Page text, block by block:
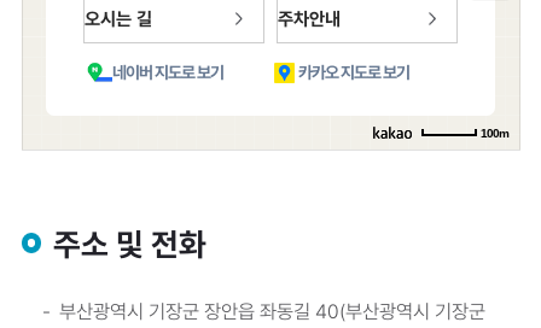
100m
오시는 길 주차안내
네이버 지도로 보기 카카오 지도로 보기
주소 및 전화
부산광역시 기장군 장안읍 좌동길 40(부산광역시 기장군